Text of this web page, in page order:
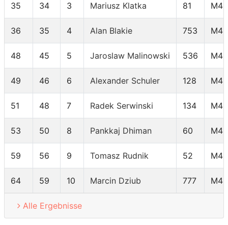
35 34 3 Mariusz Klatka 81
36 35 4 Alan Blakie 753
48 45 5 Jaroslaw Malinowski 536
49 46 6 Alexander Schuler 128
51 48 7 Radek Serwinski 134
53 50 8 Pankkaj Dhiman 60
59 56 9 Tomasz Rudnik 52
64 59 10 Marcin Dziub 777
Alle Ergebnisse